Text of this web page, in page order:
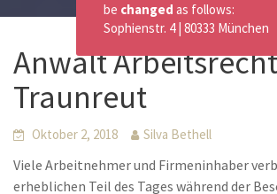
Anwalt Arbeitsrecht
Traunreut
Oktober 2, 2018 Silva Bethell
Viele Arbeitnehmer und Firmeninhaber
erheblichen Teil des Tages während der
be changed as follows:
Sophienstr. 4 | 80333 München